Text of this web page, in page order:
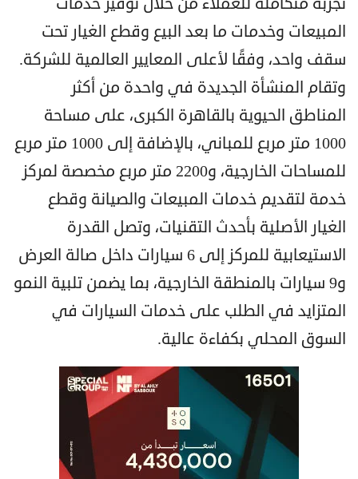
المبيعات وخدمات ما بعد البيع وقطع الغيار تحت
سقف واحد، وفقًا لأعلى المعايير العالمية للشركة.
وتقام المنشأة الجديدة في واحدة من أكثر
المناطق الحيوية بالقاهرة الكبرى، على مساحة
1000 متر مربع للمباني، بالإضافة إلى 1000 متر مربع
للمساحات الخارجية، و2200 متر مربع مخصصة لمركز
خدمة لتقديم خدمات المبيعات والصيانة وقطع
الغيار الأصلية بأحدث التقنيات، وتصل القدرة
الاستيعابية للمركز إلى 6 سيارات داخل صالة العرض
و9 سيارات بالمنطقة الخارجية، بما يضمن تلبية النمو
المتزايد في الطلب على خدمات السيارات في
السوق المحلي بكفاءة عالية.